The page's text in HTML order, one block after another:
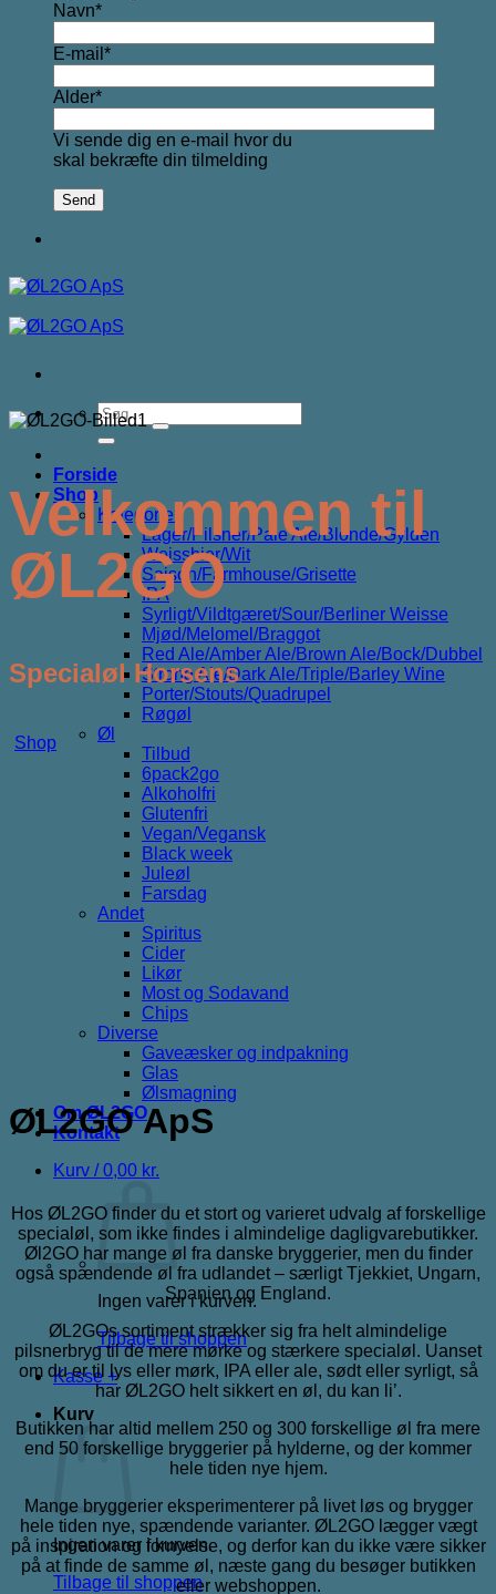
Navn*
E-mail*
Alder*
Vi sende dig en e-mail hvor du
skal bekræfte din tilmelding
Søg
efter:
Forside
Shop
Kategorier
Lager/Pilsner/Pale Ale/Blonde/Gylden
Weissbier/Wit
Saison/Farmhouse/Grisette
IPA
Syrligt/Vildtgæret/Sour/Berliner Weisse
Mjød/Melomel/Braggot
Red Ale/Amber Ale/Brown Ale/Bock/Dubbel
Strong Ale/Dark Ale/Triple/Barley Wine
Porter/Stouts/Quadrupel
Røgøl
Øl
Tilbud
6pack2go
Alkoholfri
Glutenfri
Vegan/Vegansk
Black week
Juleøl
Farsdag
Andet
Spiritus
Cider
Likør
Most og Sodavand
Chips
Diverse
Gaveæsker og indpakning
Glas
Ølsmagning
Om ØL2GO
Kontakt
Kurv /0,00 kr.
Ingen varer i kurven.
Tilbage til shoppen
Kasse +
Kurv
Ingen varer i kurven.
Tilbage til shoppen
Velkommen til
ØL2GO
Specialøl Horsens
Shop
ØL2GO ApS
Hos ØL2GO finder du et stort og varieret udvalg af forskellige
specialøl, som ikke findes i almindelige dagligvarebutikker.
Øl2GO har mange øl fra danske bryggerier, men du finder
også spændende øl fra udlandet – særligt Tjekkiet, Ungarn,
Spanien og England.
ØL2GOs sortiment strækker sig fra helt almindelige
pilsnerbryg til de mere mørke og stærkere specialøl. Uanset
om du er til lys eller mørk, IPA eller ale, sødt eller syrligt, så
har ØL2GO helt sikkert en øl, du kan li’.
Butikken har altid mellem 250 og 300 forskellige øl fra mere
end 50 forskellige bryggerier på hylderne, og der kommer
hele tiden nye hjem.
Mange bryggerier eksperimenterer på livet løs og brygger
hele tiden nye, spændende varianter. ØL2GO lægger vægt
på inspiration og fornyelse, og derfor kan du ikke være sikker
på at finde de samme øl, næste gang du besøger butikken
eller webshoppen.